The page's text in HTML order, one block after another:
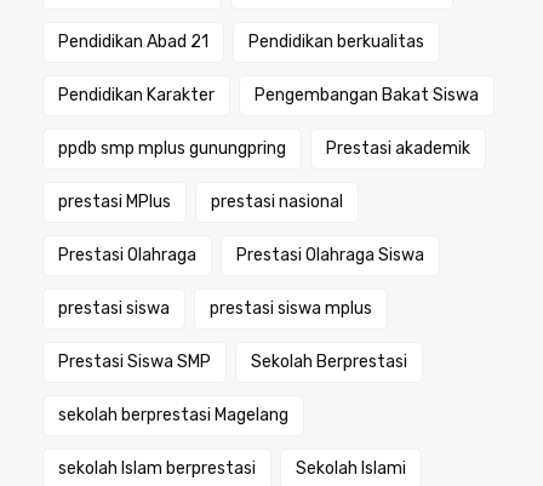
Pendidikan Abad 21 Pendidikan berkualitas
Pendidikan Karakter Pengembangan Bakat Siswa
ppdb smp mplus gunungpring Prestasi akademik
prestasi MPlus prestasi nasional
Prestasi Olahraga Prestasi Olahraga Siswa
prestasi siswa prestasi siswa mplus
Prestasi Siswa SMP Sekolah Berprestasi
sekolah berprestasi Magelang
sekolah Islam berprestasi Sekolah Islami